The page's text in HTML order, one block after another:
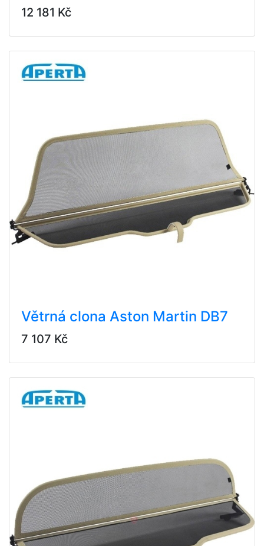
12 181 Kč
Větrná clona Aston Martin DB7
7 107 Kč